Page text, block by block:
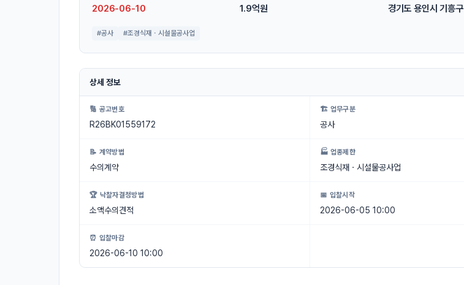
2026-06-10 1.9억원 경기도 용인시 기흥구
#공사 #조경식재ㆍ시설물공사업
상세 정보
🔢 공고번호
R26BK01559172
🏗 업무구분
공사
📝 계약방법
수의계약
🏭 업종제한
조경식재ㆍ시설물공사업
🏆 낙찰자결정방법
소액수의견적
📅 입찰시작
2026-06-05 10:00
⏰ 입찰마감
2026-06-10 10:00